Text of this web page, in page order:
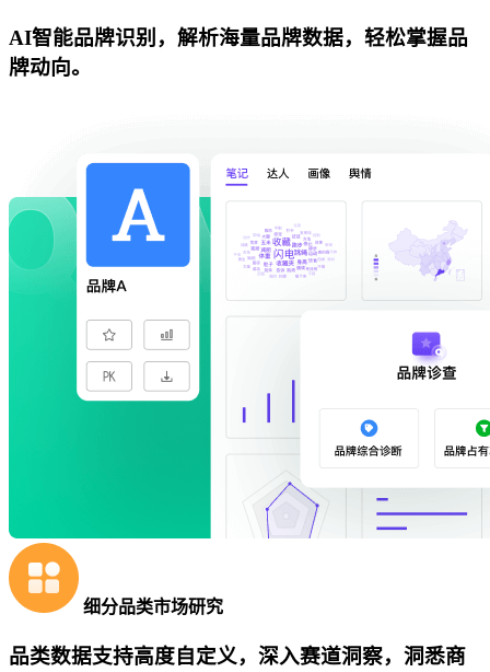
AI智能品牌识别，解析海量品牌数据，轻松掌握品
牌动向。
细分品类市场研究
品类数据支持高度自定义，深入赛道洞察，洞悉商